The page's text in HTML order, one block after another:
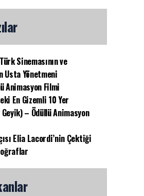
Sinemasının ve
Usta Yönetmeni
Animasyon Filmi
En Gizemli 10 Yer
– Ödüllü Animasyon
Elia Lacordi’nin Çektiği